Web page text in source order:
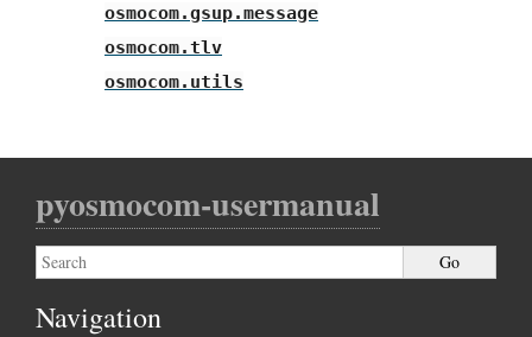
osmocom.gsup.message
osmocom.tlv
osmocom.utils
pyosmocom-usermanual
Navigation